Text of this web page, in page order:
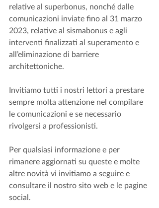
relative al superbonus, nonché dalle
comunicazioni inviate fino al 31 marzo
2023, relative al sismabonus e agli
interventi finalizzati al superamento e
all’eliminazione di barriere
architettoniche.
Invitiamo tutti i nostri lettori a prestare
sempre molta attenzione nel compilare
le comunicazioni e se necessario
rivolgersi a professionisti.
Per qualsiasi informazione e per
rimanere aggiornati su queste e molte
altre novità vi invitiamo a seguire e
consultare il nostro sito web e le pagine
social.